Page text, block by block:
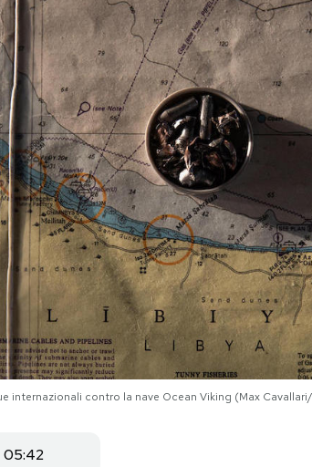
contro la nave Ocean Viking (Max
05:42